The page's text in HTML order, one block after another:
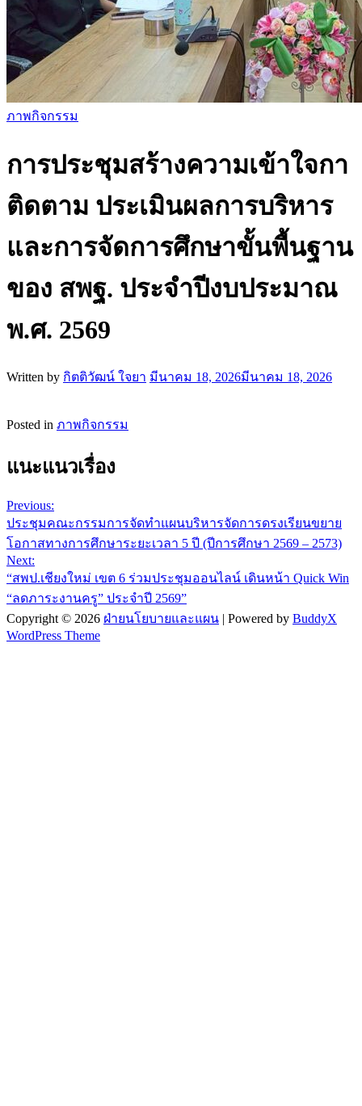
ภาพกิจกรรม
การประชุมสร้างความเข้าใจกา
ติดตาม ประเมินผลการบริหาร
และการจัดการศึกษาขั้นพื้นฐาน
ของ สพฐ. ประจำปีงบประมาณ
พ.ศ. 2569
Written by กิตติวัฒน์ ใจยา มีนาคม 18, 2026มีนาคม 18, 2026
Posted in ภาพกิจกรรม
แนะแนวเรื่อง
Previous:
ประชุมคณะกรรมการจัดทำแผนบริหารจัดการดรงเรียนขยาย
โอกาสทางการศึกษาระยะเวลา 5 ปี (ปีการศึกษา 2569 – 2573)
Next:
“สพป.เชียงใหม่ เขต 6 ร่วมประชุมออนไลน์ เดินหน้า Quick Win
“ลดภาระงานครู” ประจำปี 2569”
Copyright © 2026 ฝ่ายนโยบายและแผน | Powered by BuddyX
WordPress Theme